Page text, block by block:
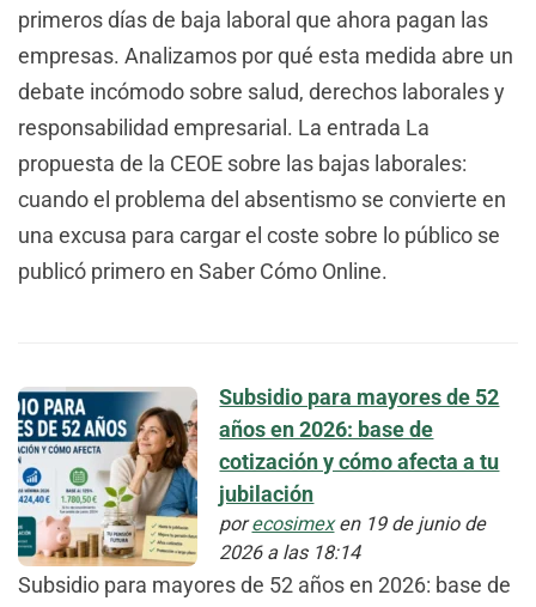
primeros días de baja laboral que ahora pagan las
empresas. Analizamos por qué esta medida abre un
debate incómodo sobre salud, derechos laborales y
responsabilidad empresarial. La entrada La
propuesta de la CEOE sobre las bajas laborales:
cuando el problema del absentismo se convierte en
una excusa para cargar el coste sobre lo público se
publicó primero en Saber Cómo Online.
Subsidio para mayores de 52
años en 2026: base de
cotización y cómo afecta a tu
jubilación
porecosimexen 19 de junio de
2026 a las 18:14
Subsidio para mayores de 52 años en 2026: base de